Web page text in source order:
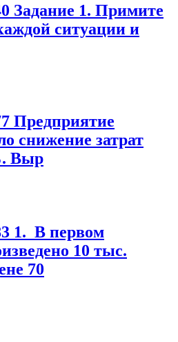
Задание 1. Примите
ситуации и
Предприятие
снижение затрат
Выр
1. В первом
10 тыс.
70